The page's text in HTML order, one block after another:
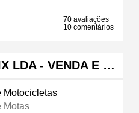
70 avaliações
10 comentários
LDA - VENDA E …
Motocicletas
Motas